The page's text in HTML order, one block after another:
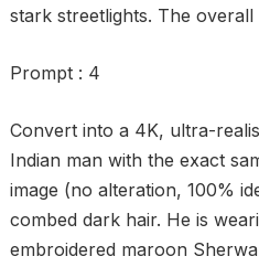
stark streetlights. The
Prompt : 4
Convert into a 4K, ultra-
Indian man with the exact
image (no alteration, 100%
combed dark hair. He is
embroidered maroon